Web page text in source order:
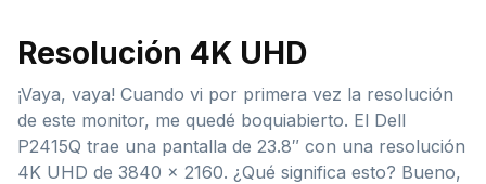
Resolución 4K UHD
¡Vaya, vaya! Cuando vi por primera vez la resolución
de este monitor, me quedé boquiabierto. El Dell
P2415Q trae una pantalla de 23.8″ con una resolución
4K UHD de 3840 x 2160. ¿Qué significa esto? Bueno,